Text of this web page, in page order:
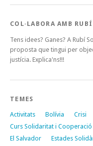
COL·LABORA AMB
Tens idees? Ganes? A Rubí
proposta que tingui per
justícia. Explica'ns!!!
TEMES
Activitats Bolívia
Crisi
Curs Solidaritat i Cooperació
El Salvador
Estades